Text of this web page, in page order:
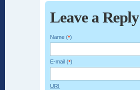
Leave a Reply
Name (*)
E-mail (*)
URI